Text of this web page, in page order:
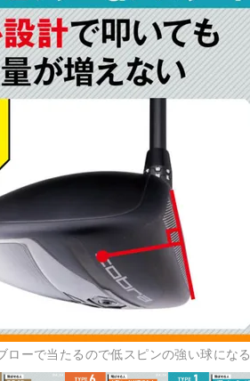
ーで当たるので低スピンの強い球になる